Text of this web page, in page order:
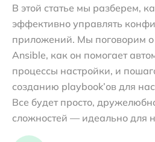
В этой статье мы разберем,
эффективно управлять
приложений. Мы поговорим о
Ansible, как он помогает
процессы настройки, и
созданию playbook’ов для
Все будет просто,
сложностей — идеально для